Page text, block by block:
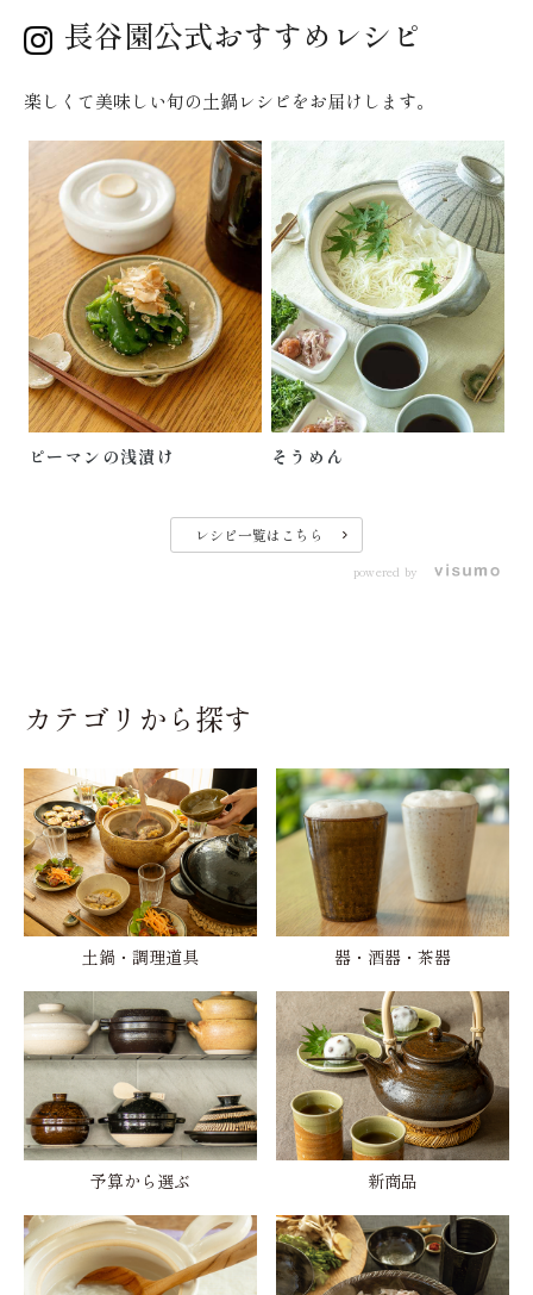
長谷園公式おすすめレシピ
楽しくて美味しい旬の土鍋レシピをお届けします。
ピーマンの浅漬け そうめん
レシピ一覧はこちら
powered by
カテゴリから探す
土鍋・調理道具 器・酒器・茶器
予算から選ぶ 新商品